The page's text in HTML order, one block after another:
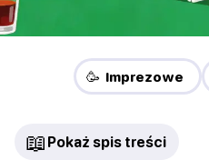
🥳 Imprezowe
📖 Pokaż spis treści